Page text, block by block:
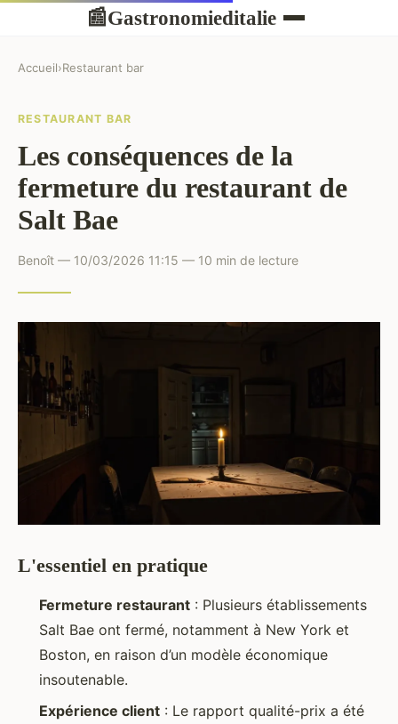
📰Gastronomieditalie
Accueil›Restaurant bar
RESTAURANT BAR
Les conséquences de la
fermeture du restaurant de
Salt Bae
Benoît — 10/03/2026 11:15 — 10 min de lecture
L'essentiel en pratique
Fermeture restaurant : Plusieurs établissements
Salt Bae ont fermé, notamment à New York et
Boston, en raison d’un modèle économique
insoutenable.
Expérience client : Le rapport qualité-prix a été